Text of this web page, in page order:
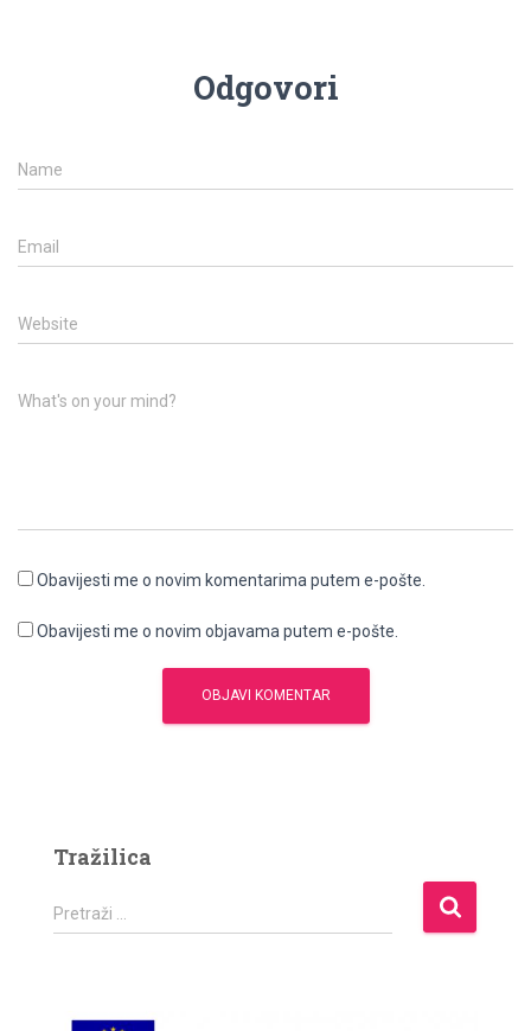
Odgovori
Name
Email
Website
What's on your mind?
Obavijesti me o novim komentarima putem e-pošte.
Obavijesti me o novim objavama putem e-pošte.
Tražilica
P
r
Pretraži …